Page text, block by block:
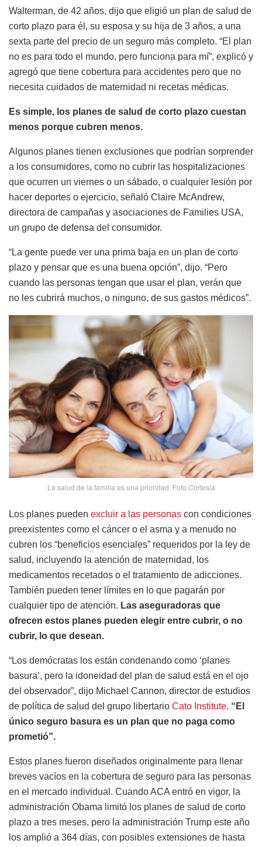
Walterman, de 42 años, dijo que eligió un plan de salud de
corto plazo para él, su esposa y su hija de 3 años, a una
sexta parte del precio de un seguro más completo. “El plan
no es para todo el mundo, pero funciona para mí”, explicó y
agregó que tiene cobertura para accidentes pero que no
necesita cuidados de maternidad ni recetas médicas.
Es simple, los planes de salud de corto plazo cuestan
menos porque cubren menos.
Algunos planes tienen exclusiones que podrían sorprender
a los consumidores, como no cubrir las hospitalizaciones
que ocurren un viernes o un sábado, o cualquier lesión por
hacer deportes o ejercicio, señaló Claire McAndrew,
directora de campañas y asociaciones de Families USA,
un grupo de defensa del consumidor.
“La gente puede ver una prima baja en un plan de corto
plazo y pensar que es una buena opción”, dijo. “Pero
cuando las personas tengan que usar el plan, verán que
no les cubrirá muchos, o ninguno, de sus gastos médicos”.
La salud de la familia es una prioridad. Foto Cortesía
Los planes pueden excluir a las personas con condiciones
preexistentes como el cáncer o el asma y a menudo no
cubren los “beneficios esenciales” requeridos por la ley de
salud, incluyendo la atención de maternidad, los
medicamentos recetados o el tratamiento de adicciones.
También pueden tener límites en lo que pagarán por
cualquier tipo de atención. Las aseguradoras que
ofrecen estos planes pueden elegir entre cubrir, o no
cubrir, lo que desean.
“Los demócratas los están condenando como ‘planes
basura’, pero la idoneidad del plan de salud está en el ojo
del observador”, dijo Michael Cannon, director de estudios
de política de salud del grupo libertario Cato Institute. “El
único seguro basura es un plan que no paga como
prometió”.
Estos planes fueron diseñados originalmente para llenar
breves vacíos en la cobertura de seguro para las personas
en el mercado individual. Cuando ACA entró en vigor, la
administración Obama limitó los planes de salud de corto
plazo a tres meses, pero la administración Trump este año
los amplió a 364 días, con posibles extensiones de hasta